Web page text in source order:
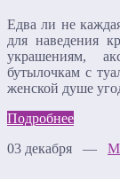
Едва ли не
для наведения
украшениям,
бутылочкам с
женской душе
Подробнее
03 декабря —